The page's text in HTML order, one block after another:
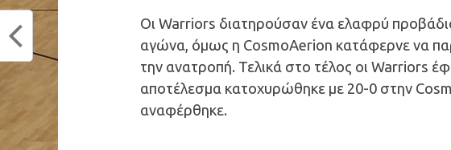
Οι Warriors διατηρούσαν ένα ελαφρύ
αγώνα, όμως η CosmoAerion κατάφερνε να
την ανατροπή. Τελικά στο τέλος οι Warriors
αποτέλεσμα κατοχυρώθηκε με 20-0 στην
αναφέρθηκε.